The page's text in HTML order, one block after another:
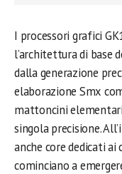
I processori grafici
l’architettura di base
dalla generazione
elaborazione Smx
mattoncini
singola precisione.
anche core dedicati ai
cominciano a